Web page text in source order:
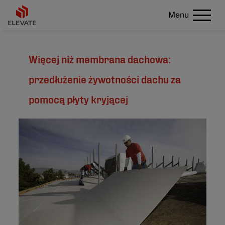
Menu
Więcej niż membrana dachowa:
przedłużenie żywotności dachu za
pomocą płyty kryjącej